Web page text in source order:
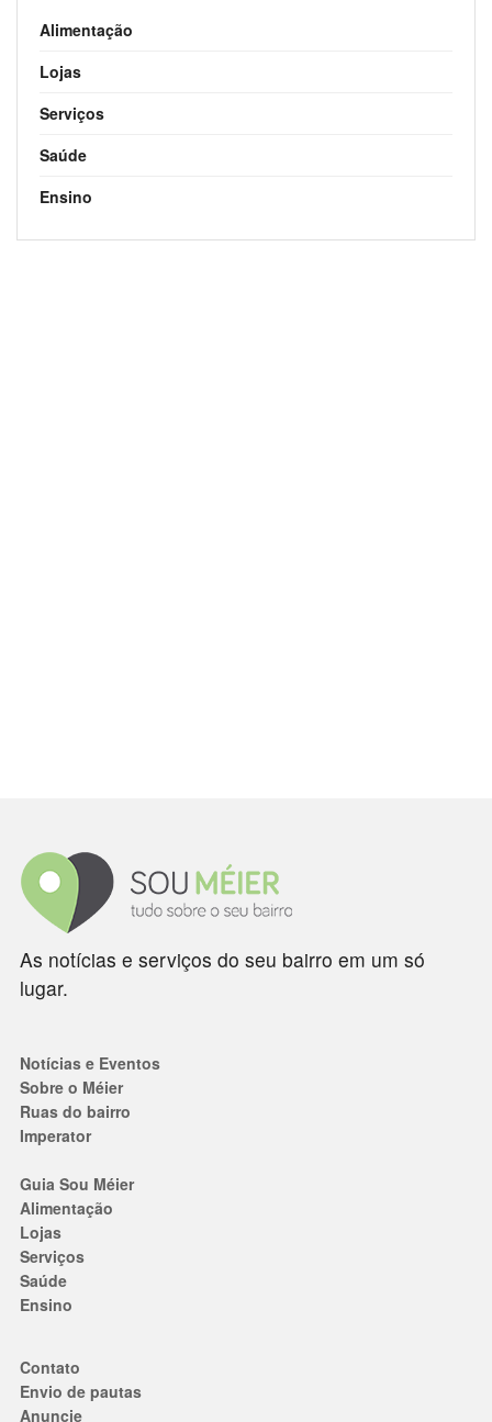
Alimentação
Lojas
Serviços
Saúde
Ensino
As notícias e serviços do seu bairro em um só
lugar.
Notícias e Eventos
Sobre o Méier
Ruas do bairro
Imperator
Guia Sou Méier
Alimentação
Lojas
Serviços
Saúde
Ensino
Contato
Envio de pautas
Anuncie